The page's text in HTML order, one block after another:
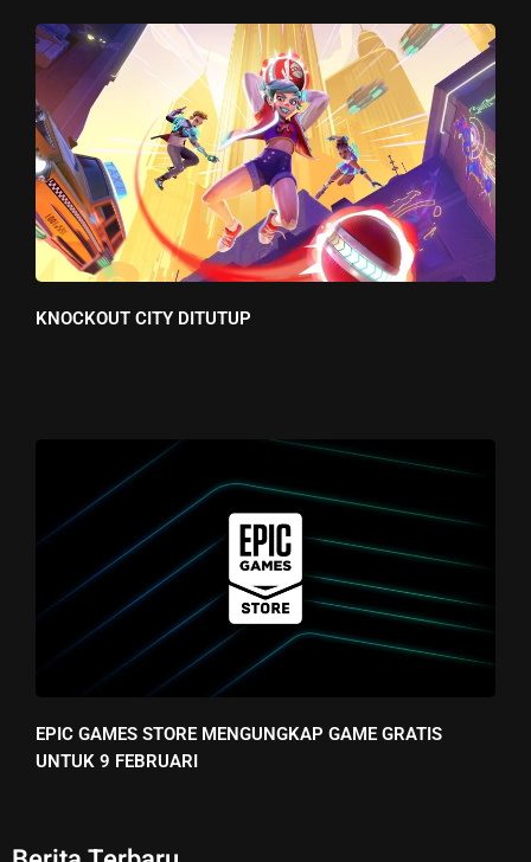
KNOCKOUT CITY DITUTUP
EPIC GAMES STORE MENGUNGKAP GAME GRATIS
UNTUK 9 FEBRUARI